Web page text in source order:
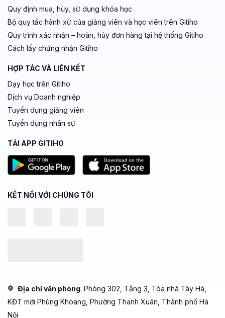
Quy định mua, hủy, sử dụng khóa học
Bộ quy tắc hành xử của giảng viên và học viên trên Gitiho
Quy trình xác nhận – hoàn, hủy đơn hàng tại hệ thống Gitiho
Cách lấy chứng nhận Gitiho
HỢP TÁC VÀ LIÊN KẾT
Dạy học trên Gitiho
Dịch vụ Doanh nghiệp
Tuyển dụng giảng viên
Tuyển dụng nhân sự
TẢI APP GITIHO
KẾT NỐI VỚI CHÚNG TÔI
Địa chỉ văn phòng: Phòng 302, Tầng 3, Tòa nhà Tây Hà,
KĐT mới Phùng Khoang, Phường Thanh Xuân, Thành phố Hà
Nội